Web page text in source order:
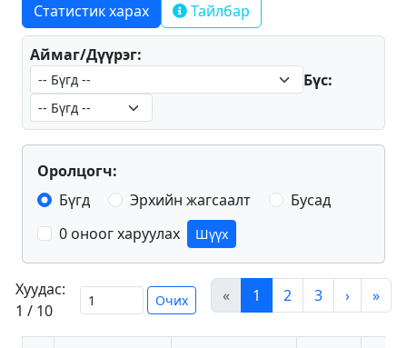
Статистик харах Тайлбар
Аймаг/Дүүрэг:
Бүс:
Оролцогч:
Бүгд
Эрхийн жагсаалт
Бусад
0 оноог харуулах
Шүүх
Хуудас:
1 / 10
Очих « 1 2 3 › »